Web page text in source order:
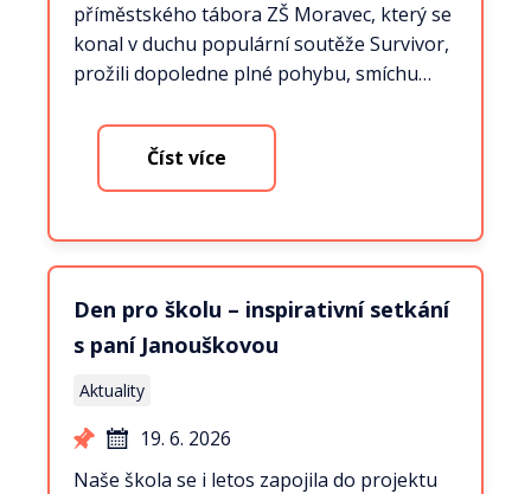
příměstského tábora ZŠ Moravec, který se
konal v duchu populární soutěže Survivor,
prožili dopoledne plné pohybu, smíchu…
Číst více
Den pro školu – inspirativní setkání
s paní Janouškovou
Aktuality
19. 6. 2026
Naše škola se i letos zapojila do projektu